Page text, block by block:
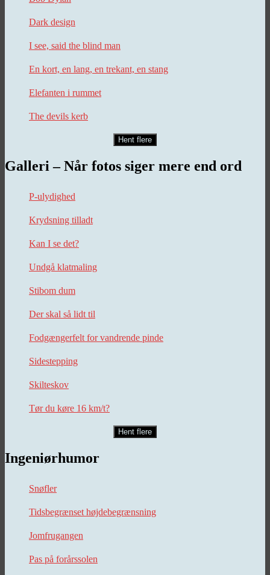
Dark design
I see, said the blind man
En kort, en lang, en trekant, en stang
Elefanten i rummet
The devils kerb
Hent flere
Galleri – Når fotos siger mere end ord
P-ulydighed
Krydsning tilladt
Kan I se det?
Undgå klatmaling
Stibom dum
Der skal så lidt til
Fodgængerfelt for vandrende pinde
Sidestepping
Skilteskov
Tør du køre 16 km/t?
Hent flere
Ingeniørhumor
Snøfler
Tidsbegrænset højdebegrænsning
Jomfrugangen
Pas på forårssolen